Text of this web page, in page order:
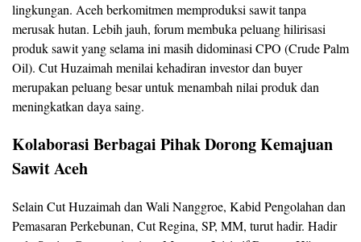
lingkungan. Aceh berkomitmen memproduksi sawit tanpa
merusak hutan. Lebih jauh, forum membuka peluang hilirisasi
produk sawit yang selama ini masih didominasi CPO (Crude Palm
Oil). Cut Huzaimah menilai kehadiran investor dan buyer
merupakan peluang besar untuk menambah nilai produk dan
meningkatkan daya saing.
Kolaborasi Berbagai Pihak Dorong Kemajuan
Sawit Aceh
Selain Cut Huzaimah dan Wali Nanggroe, Kabid Pengolahan dan
Pemasaran Perkebunan, Cut Regina, SP, MM, turut hadir. Hadir